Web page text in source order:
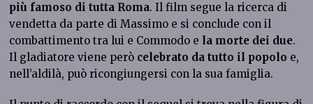
più famoso di tutta Roma. Il film segue la ricerca di
vendetta da parte di Massimo e si conclude con il
combattimento tra lui e Commodo e la morte dei due.
Il gladiatore viene però celebrato da tutto il popolo e,
nell’aldilà, può ricongiungersi con la sua famiglia.